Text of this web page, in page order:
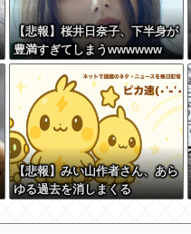
【悲報】桜井日奈子、下半身が
豊満すぎてしまうwwwwww
【悲報】みい山作者さん、あら
ゆる過去を消しまくる